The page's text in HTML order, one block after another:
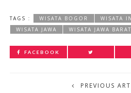
TAGS : WISATA BOGOR
WISATA
WISATA JAWA
WISATA JAWA BARAT
FACEBOOK
PREVIOUS